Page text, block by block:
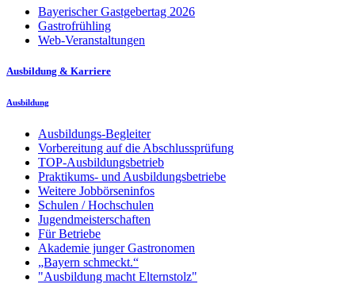
Bayerischer Gastgebertag 2026
Gastrofrühling
Web-Veranstaltungen
Ausbildung & Karriere
Ausbildung
Ausbildungs-Begleiter
Vorbereitung auf die Abschlussprüfung
TOP-Ausbildungsbetrieb
Praktikums- und Ausbildungsbetriebe
Weitere Jobbörseninfos
Schulen / Hochschulen
Jugendmeisterschaften
Für Betriebe
Akademie junger Gastronomen
„Bayern schmeckt.“
"Ausbildung macht Elternstolz"